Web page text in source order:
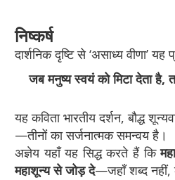
निष्कर्ष
दार्शनिक दृष्टि से ‘असाध्य वीणा’
जब मनुष्य स्वयं को मिटा देता है,
यह कविता भारतीय दर्शन, बौद्ध
—तीनों का सर्जनात्मक समन्वय है।
अज्ञेय यहाँ यह सिद्ध करते हैं कि
महाशून्य से जोड़ दे—जहाँ शब्द